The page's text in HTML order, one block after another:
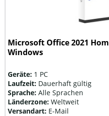
Microsoft Office 2021
Windows
Geräte: 1 PC
Laufzeit: Dauerhaft gültig
Sprache:Alle Sprachen
Länderzone:Weltweit
Versandart: E-Mail